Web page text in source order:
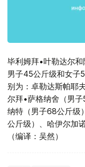
毕利姆拜•叶勒达尔
男子45公斤级和女子
别为：卓勒达斯帕耶
尔拜•萨格纳舍（男
纳特（男子68公斤级
公斤级）、哈伊尔加
（编译：吴然）